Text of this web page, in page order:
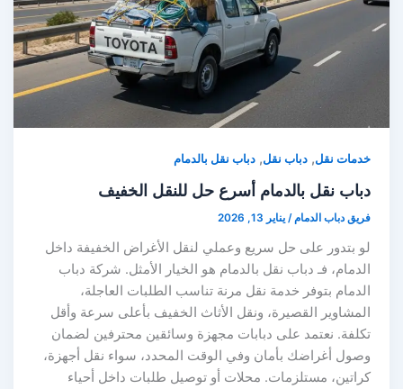
خدمات نقل, دباب نقل, دباب نقل بالدمام
دباب نقل بالدمام أسرع حل للنقل الخفيف
فريق دباب الدمام/يناير 13, 2026
لو بتدور على حل سريع وعملي لنقل الأغراض الخفيفة داخل
الدمام، فـ دباب نقل بالدمام هو الخيار الأمثل. شركة دباب
الدمام بتوفر خدمة نقل مرنة تناسب الطلبات العاجلة،
المشاوير القصيرة، ونقل الأثاث الخفيف بأعلى سرعة وأقل
تكلفة. نعتمد على دبابات مجهزة وسائقين محترفين لضمان
وصول أغراضك بأمان وفي الوقت المحدد، سواء نقل أجهزة،
كراتين، مستلزمات. محلات أو توصيل طلبات داخل أحياء